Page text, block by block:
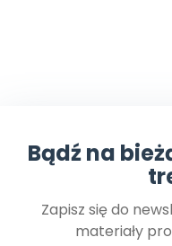
Bądź na
Zapisz się do
materiały